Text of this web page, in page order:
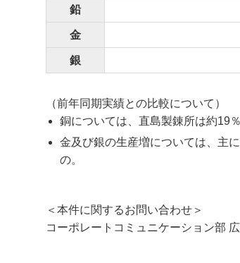
鉛
金
銀
（前年同期実績との比較について）
銅については、直島製錬所は約19
金及び銀の生産増については、主
の。
＜本件に関するお問い合わせ＞
コーポレートコミュニケーション部 広